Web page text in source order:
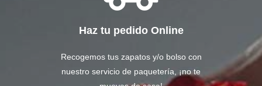
Haz tu pedido Online
Recogemos tus zapatos y/o bolso con
nuestro servicio de paquetería, ¡no te